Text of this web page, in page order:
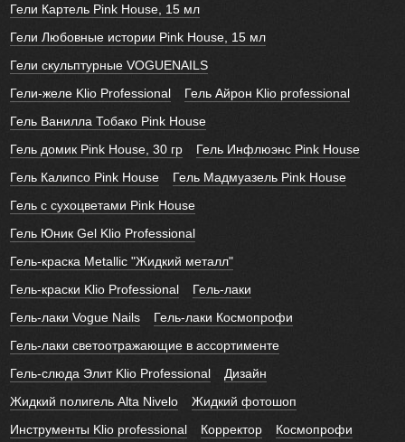
Гели Картель Pink House, 15 мл
Гели Любовные истории Pink House, 15 мл
Гели скульптурные VOGUENAILS
Гели-желе Klio Professional
Гель Айрон Klio professional
Гель Ванилла Тобако Pink House
Гель домик Pink House, 30 гр
Гель Инфлюэнс Pink House
Гель Калипсо Pink House
Гель Мадмуазель Pink House
Гель с сухоцветами Pink House
Гель Юник Gel Klio Professional
Гель-краска Metallic "Жидкий металл"
Гель-краски Klio Professional
Гель-лаки
Гель-лаки Vogue Nails
Гель-лаки Космопрофи
Гель-лаки светоотражающие в ассортименте
Гель-слюда Элит Klio Professional
Дизайн
Жидкий полигель Alta Nivelo
Жидкий фотошоп
Инструменты Klio professional
Корректор
Космопрофи